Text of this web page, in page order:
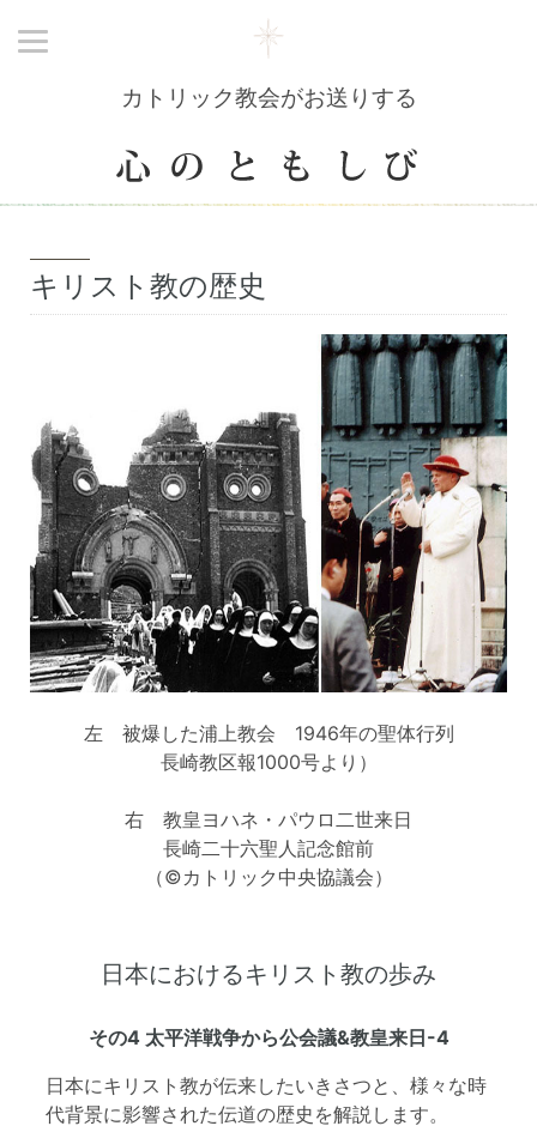
カトリック教会がお送りする
キリスト教の歴史
左 被爆した浦上教会 1946年の聖体行列
長崎教区報1000号より）
右 教皇ヨハネ・パウロ二世来日
長崎二十六聖人記念館前
（©カトリック中央協議会）
日本におけるキリスト教の歩み
その4 太平洋戦争から公会議&教皇来日-4
日本にキリスト教が伝来したいきさつと、様々な時
代背景に影響された伝道の歴史を解説します。